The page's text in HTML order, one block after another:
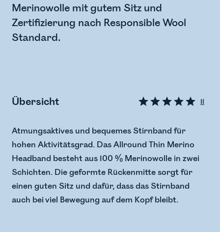
Merinowolle mit gutem Sitz und
Zertifizierung nach Responsible Wool
Standard.
Übersicht 11
Atmungsaktives und bequemes Stirnband für
hohen Aktivitätsgrad. Das Allround Thin Merino
Headband besteht aus 100 % Merinowolle in zwei
Schichten. Die geformte Rückenmitte sorgt für
einen guten Sitz und dafür, dass das Stirnband
auch bei viel Bewegung auf dem Kopf bleibt.